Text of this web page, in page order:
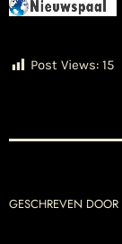
Post Views: 15
GESCHREVEN DOOR